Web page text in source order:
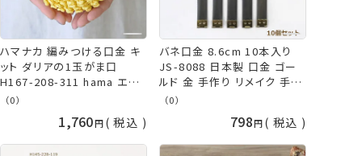
ハマナカ 編みつける口金 キ
ット ダリアの1玉がま口
H167-208-311 hama エコ
アンダリヤ エコアンダリア 糸
（0）
1,760 税込
バネ口金 8.6cm 10本入り
JS-8088 日本製 口金 ゴー
ルド 金 手作り リメイク 手芸
巾着 ポーチ 毛糸 編み物 小
（0）
798 税込